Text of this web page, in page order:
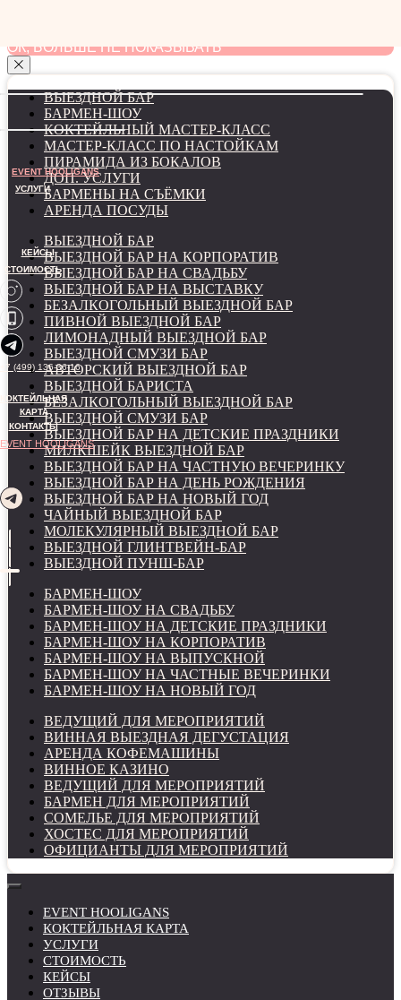
ОК, БОЛЬШЕ НЕ ПОКАЗЫВАТЬ
EVENT HOOLIGANS
УСЛУГИ
КЕЙСЫ
СТОИМОСТЬ
+7 (499) 136-36-16
КОКТЕЙЛЬНАЯ
КАРТА
КОНТАКТЫ
EVENT HOOLIGANS
ВЫЕЗДНОЙ БАР
БАРМЕН-ШОУ
КОКТЕЙЛЬНЫЙ МАСТЕР-КЛАСС
МАСТЕР-КЛАСС ПО НАСТОЙКАМ
ПИРАМИДА ИЗ БОКАЛОВ
ДОП. УСЛУГИ
БАРМЕНЫ НА СЪЁМКИ
АРЕНДА ПОСУДЫ
ВЫЕЗДНОЙ БАР
ВЫЕЗДНОЙ БАР НА КОРПОРАТИВ
ВЫЕЗДНОЙ БАР НА СВАДЬБУ
ВЫЕЗДНОЙ БАР НА ВЫСТАВКУ
БЕЗАЛКОГОЛЬНЫЙ ВЫЕЗДНОЙ БАР
ПИВНОЙ ВЫЕЗДНОЙ БАР
ЛИМОНАДНЫЙ ВЫЕЗДНОЙ БАР
ВЫЕЗДНОЙ СМУЗИ БАР
АВТОРСКИЙ ВЫЕЗДНОЙ БАР
ВЫЕЗДНОЙ БАРИСТА
БЕЗАЛКОГОЛЬНЫЙ ВЫЕЗДНОЙ БАР
ВЫЕЗДНОЙ СМУЗИ БАР
ВЫЕЗДНОЙ БАР НА ДЕТСКИЕ ПРАЗДНИКИ
МИЛКШЕЙК ВЫЕЗДНОЙ БАР
ВЫЕЗДНОЙ БАР НА ЧАСТНУЮ ВЕЧЕРИНКУ
ВЫЕЗДНОЙ БАР НА ДЕНЬ РОЖДЕНИЯ
ВЫЕЗДНОЙ БАР НА НОВЫЙ ГОД
ЧАЙНЫЙ ВЫЕЗДНОЙ БАР
МОЛЕКУЛЯРНЫЙ ВЫЕЗДНОЙ БАР
ВЫЕЗДНОЙ ГЛИНТВЕЙН-БАР
ВЫЕЗДНОЙ ПУНШ-БАР
БАРМЕН-ШОУ
БАРМЕН-ШОУ НА СВАДЬБУ
БАРМЕН-ШОУ НА ДЕТСКИЕ ПРАЗДНИКИ
БАРМЕН-ШОУ НА КОРПОРАТИВ
БАРМЕН-ШОУ НА ВЫПУСКНОЙ
БАРМЕН-ШОУ НА ЧАСТНЫЕ ВЕЧЕРИНКИ
БАРМЕН-ШОУ НА НОВЫЙ ГОД
ВЕДУЩИЙ ДЛЯ МЕРОПРИЯТИЙ
ВИННАЯ ВЫЕЗДНАЯ ДЕГУСТАЦИЯ
АРЕНДА КОФЕМАШИНЫ
ВИННОЕ КАЗИНО
ВЕДУЩИЙ ДЛЯ МЕРОПРИЯТИЙ
БАРМЕН ДЛЯ МЕРОПРИЯТИЙ
СОМЕЛЬЕ ДЛЯ МЕРОПРИЯТИЙ
ХОСТЕС ДЛЯ МЕРОПРИЯТИЙ
ОФИЦИАНТЫ ДЛЯ МЕРОПРИЯТИЙ
EVENT HOOLIGANS
КОКТЕЙЛЬНАЯ КАРТА
УСЛУГИ
СТОИМОСТЬ
КЕЙСЫ
ОТЗЫВЫ